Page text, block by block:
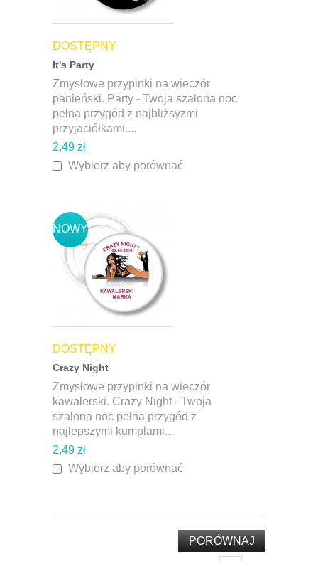
DOSTĘPNY
It's Party
Zmysłowe przypinki na wieczór
panieński. Party - Twoja szalona noc
pełna przygód z najbliżsyzmi
przyjaciółkami....
2,49 zł
Wybierz aby porównać
NOWY
DOSTĘPNY
Crazy Night
Zmysłowe przypinki na wieczór
kawalerski. Crazy Night - Twoja
szalona noc pełna przygód z
najlepszymi kumplami....
2,49 zł
Wybierz aby porównać